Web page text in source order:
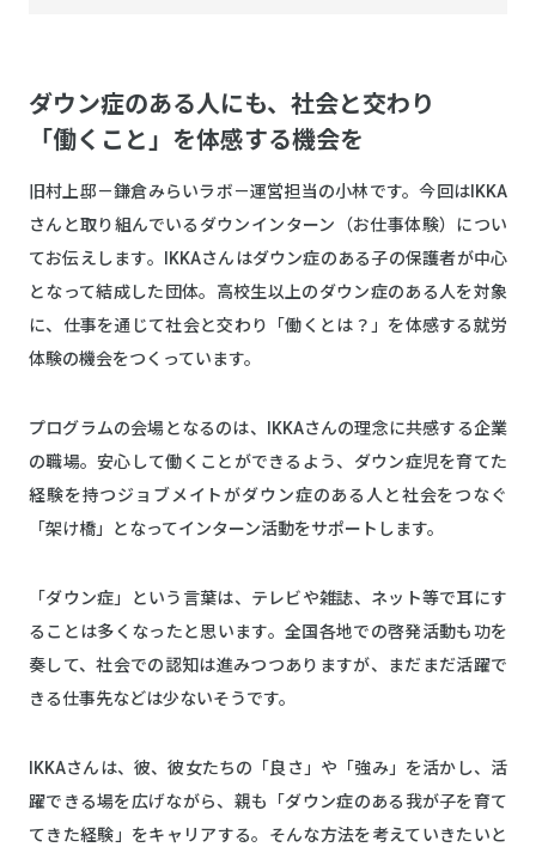
ダウン症のある人にも、社会と交わり
「働くこと」を体感する機会を
旧村上邸－鎌倉みらいラボ－運営担当の小林です。今回はIKKA
さんと取り組んでいるダウンインターン（お仕事体験）につい
てお伝えします。IKKAさんはダウン症のある子の保護者が中心
となって結成した団体。高校生以上のダウン症のある人を対象
に、仕事を通じて社会と交わり「働くとは？」を体感する就労
体験の機会をつくっています。
プログラムの会場となるのは、IKKAさんの理念に共感する企業
の職場。安心して働くことができるよう、ダウン症児を育てた
経験を持つジョブメイトがダウン症のある人と社会をつなぐ
「架け橋」となってインターン活動をサポートします。
「ダウン症」という言葉は、テレビや雑誌、ネット等で耳にす
ることは多くなったと思います。全国各地での啓発活動も功を
奏して、社会での認知は進みつつありますが、まだまだ活躍で
きる仕事先などは少ないそうです。
IKKAさんは、彼、彼女たちの「良さ」や「強み」を活かし、活
躍できる場を広げながら、親も「ダウン症のある我が子を育て
てきた経験」をキャリアする。そんな方法を考えていきたいと